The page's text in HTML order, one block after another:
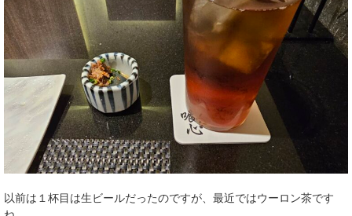
以前は１杯目は生ビールだったのですが、最近ではウーロン茶です